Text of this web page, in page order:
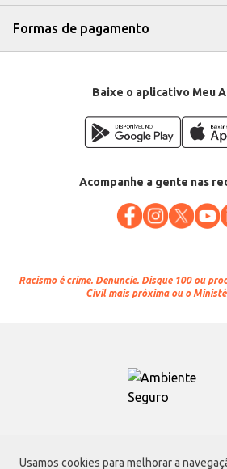
Usamos cookies para melhorar a
Formas de pagamento
Baixe o aplicativo Meu
Acompanhe a gente nas
Racismo é crime. Denuncie. Disque 100 ou
Civil mais próxima ou o
Atacadão S.A.